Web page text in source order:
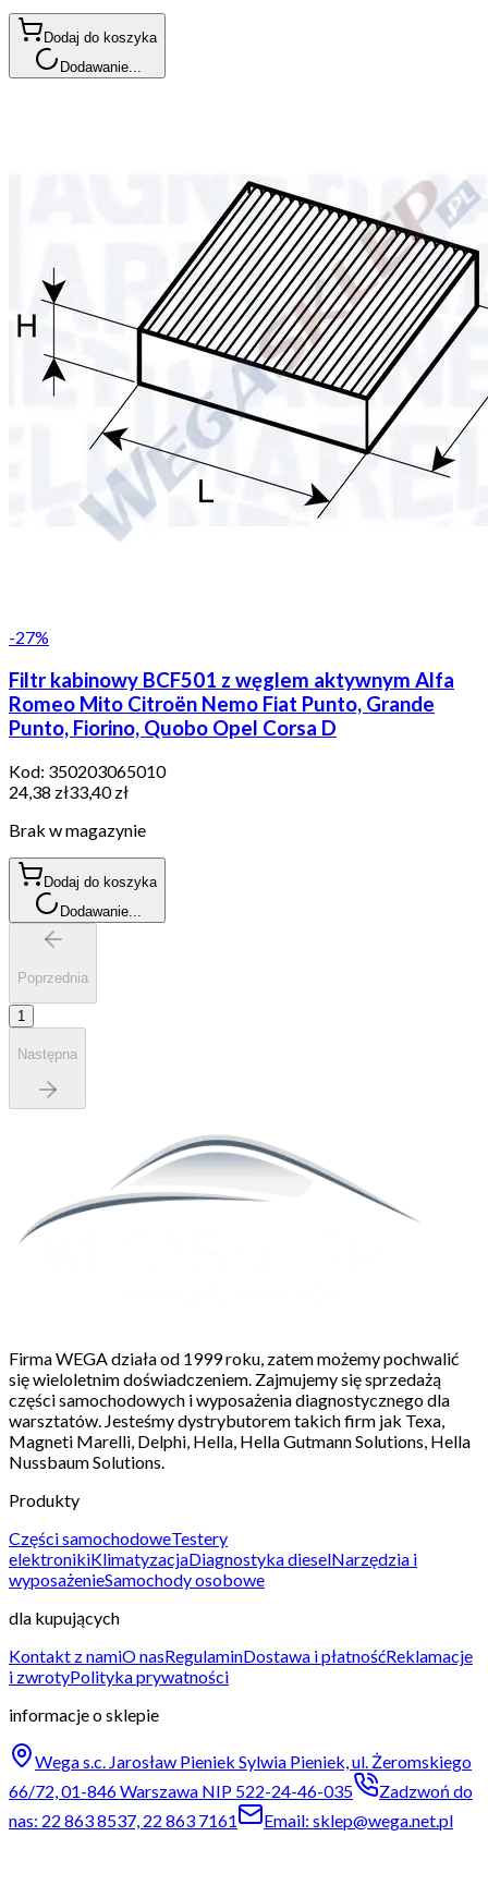
Dodaj do koszyka
Dodawanie...
-27%
Filtr kabinowy BCF501 z węglem aktywnym Alfa
Romeo Mito Citroën Nemo Fiat Punto, Grande
Punto, Fiorino, Quobo Opel Corsa D
Kod: 350203065010
24,38 zł33,40 zł
Brak w magazynie
Dodaj do koszyka
Dodawanie...
Poprzednia
1
Następna
Firma WEGA działa od 1999 roku, zatem możemy pochwalić
się wieloletnim doświadczeniem. Zajmujemy się sprzedażą
części samochodowych i wyposażenia diagnostycznego dla
warsztatów. Jesteśmy dystrybutorem takich firm jak Texa,
Magneti Marelli, Delphi, Hella, Hella Gutmann Solutions, Hella
Nussbaum Solutions.
Produkty
Części samochodoweTestery
elektronikiKlimatyzacjaDiagnostyka dieselNarzędzia i
wyposażenieSamochody osobowe
dla kupujących
Kontakt z namiO nasRegulaminDostawa i płatnośćReklamacje
i zwrotyPolityka prywatności
informacje o sklepie
Wega s.c. Jarosław Pieniek Sylwia Pieniek, ul. Żeromskiego
66/72, 01-846 Warszawa NIP 522-24-46-035
Zadzwoń do
nas: 22 863 8537, 22 863 7161
Email: sklep@wega.net.pl